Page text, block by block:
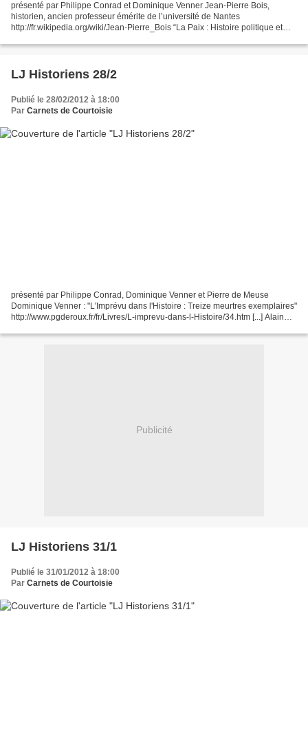
présenté par Philippe Conrad et Dominique Venner Jean-Pierre Bois,
historien, ancien professeur émérite de l’université de Nantes
http://fr.wikipedia.org/wiki/Jean-Pierre_Bois “La Paix : Histoire politique et
F_ean13=9782262033361...
LJ Historiens 28/2
Publié le 28/02/2012 à 18:00
Par Carnets de Courtoisie
présenté par Philippe Conrad, Dominique Venner et Pierre de Meuse
Dominique Venner : "L'Imprévu dans l'Histoire : Treize meurtres exemplaires"
http://www.pgderoux.fr/fr/Livres/L-imprevu-dans-l-Histoire/34.htm [...] Alain
Publicité
LJ Historiens 31/1
Publié le 31/01/2012 à 18:00
Par Carnets de Courtoisie